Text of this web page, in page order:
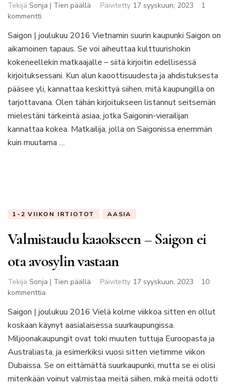
Tekijä Sonja | Tien päällä Päivitetty 17 syyskuun, 2023
1
kommentti
+
3
must-
Saigonissa
Saigon | joulukuu 2016 Vietnamin suurin kaupunki Saigon on
aikamoinen tapaus. Se voi aiheuttaa kulttuurishokin
kokeneellekin matkaajalle – siitä kirjoitin edellisessä
kirjoituksessani. Kun alun kaoottisuudesta ja ahdistuksesta
pääsee yli, kannattaa keskittyä siihen, mitä kaupungilla on
tarjottavana. Olen tähän kirjoitukseen listannut seitsemän
mielestäni tärkeintä asiaa, jotka Saigonin-vierailijan
kannattaa kokea. Matkailija, jolla on Saigonissa enemmän
kuin muutama …
1-2 VIIKON IRTIOTOT AASIA
Valmistaudu kaaokseen – Saigon ei
ota avosylin vastaan
Tekijä Sonja | Tien päällä Päivitetty 17 syyskuun, 2023
10
kommenttia
kaaokseen
–
Saigon
ei
ota
avosylin
vastaan
Saigon | joulukuu 2016 Vielä kolme viikkoa sitten en ollut
koskaan käynyt aasialaisessa suurkaupungissa.
Miljoonakaupungit ovat toki muuten tuttuja Euroopasta ja
Australiasta, ja esimerkiksi vuosi sitten vietimme viikon
Dubaissa. Se on eittämättä suurkaupunki, mutta se ei olisi
mitenkään voinut valmistaa meitä siihen, mikä meitä odotti